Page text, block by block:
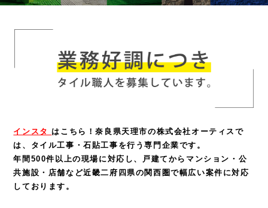
インスタ はこちら！奈良県天理市の株式会社オーティスで
は、タイル工事・石貼工事を行う専門企業です。
年間500件以上の現場に対応し、戸建てからマンション・公
共施設・店舗など近畿二府四県の関西圏で幅広い案件に対応
しております。